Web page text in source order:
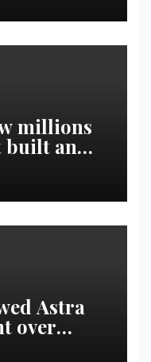
millions
built an
Astra
over